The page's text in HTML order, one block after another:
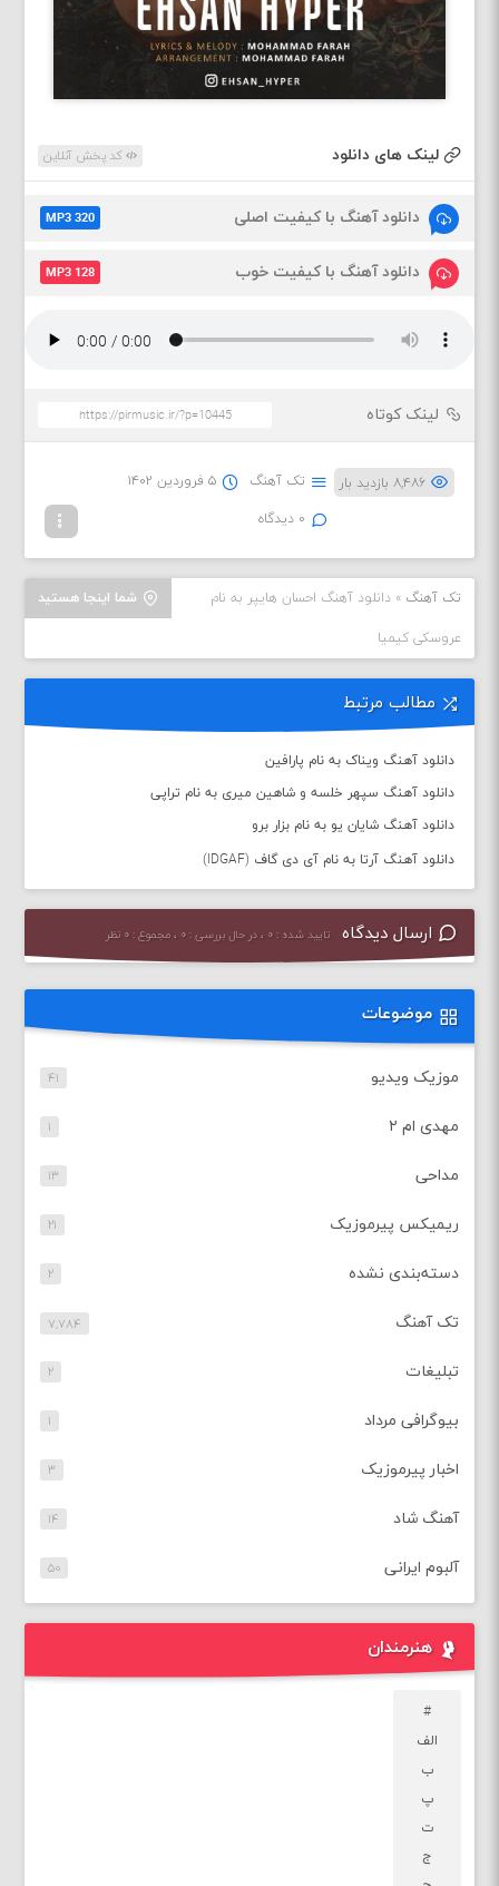
لینک های دانلود کد پخش آنلاین
دانلود آهنگ با کیفیت اصلی MP3 320
دانلود آهنگ با کیفیت خوب MP3 128
لینک کوتاه
۸,۴۸۶ بازدید بار تک آهنگ ۵ فروردین ۱۴۰۲
۰ دیدگاه
شما اینجا هستید تک آهنگ »دانلود آهنگ احسان هایپر به نام
عروسکی کیمیا
مطالب مرتبط
دانلود آهنگ ویناک به نام پارافین
دانلود آهنگ سپهر خلسه و شاهین میری به نام تراپی
دانلود آهنگ شایان یو به نام بزار برو
دانلود آهنگ آرتا به نام آی دی گاف (IDGAF)
ارسال دیدگاه تایید شده : ۰ ، در حال بررسی : ۰ ، مجموع : ۰ نظر
موضوعات
موزیک ویدیو ۴۱
مهدی ام ۲ ۱
مداحی ۱۳
ریمیکس پیرموزیک ۲۱
دسته‌بندی نشده ۲
تک آهنگ ۷,۷۸۴
تبلیغات ۲
بیوگرافی مرداد ۱
اخبار پیرموزیک ۳
آهنگ شاد ۱۴
آلبوم ایرانی ۵۰
هنرمندان
#
الف
ب
پ
ت
ج